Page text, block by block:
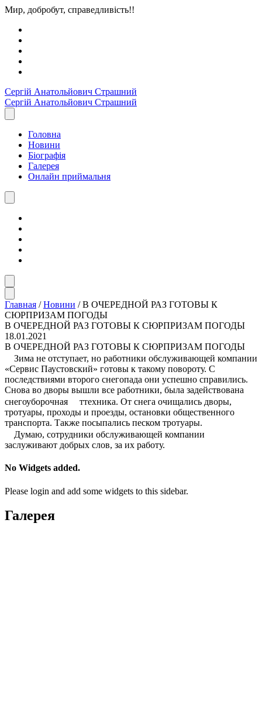
Мир, добробут, справедливість!!
Сергiй Анатольйович Страшний
Сергiй Анатольйович Страшний
Головна
Новини
Біографія
Галерея
Онлайн приймальня
Главная / Новини / В ОЧЕРЕДНОЙ РАЗ ГОТОВЫ К
СЮРПРИЗАМ ПОГОДЫ
В ОЧЕРЕДНОЙ РАЗ ГОТОВЫ К СЮРПРИЗАМ ПОГОДЫ
18.01.2021
В ОЧЕРЕДНОЙ РАЗ ГОТОВЫ К СЮРПРИЗАМ ПОГОДЫ
Зима не отступает, но работники обслуживающей компании
«Сервис Паустовский» готовы к такому повороту. С
последствиями второго снегопада они успешно справились.
Снова во дворы вышли все работники, была задействована
снегоуборочная
ттехника. От снега очищались дворы,
тротуары, проходы и проезды, остановки общественного
транспорта. Также посыпались песком тротуары.
Думаю, сотрудники обслуживающей компании
заслуживают добрых слов, за их работу.
No Widgets added.
Please login and add some widgets to this sidebar.
Галерея